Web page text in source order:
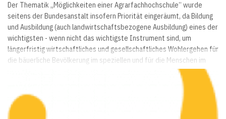
Der Thematik „Möglichkeiten einer Agrarfachhochschule“ wurde
seitens der Bundesanstalt insofern Priorität eingeräumt, da Bildung
und Ausbildung (auch landwirtschaftsbezogene Ausbildung) eines der
wichtigsten - wenn nicht das wichtigste Instrument sind, um
längerfristig wirtschaftliches und gesellschaftliches Wohlergehen für
die bäuerliche Bevölkerung im speziellen und für die Menschen im
ländlichen Raum im allgemeinen zu gewährleisten. Das Ziel des